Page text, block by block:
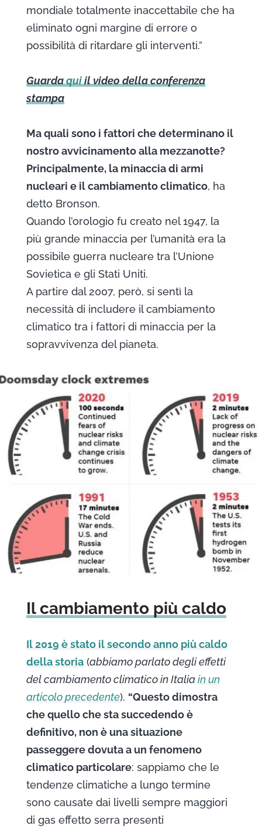
mondiale totalmente inaccettabile che ha
eliminato ogni margine di errore o
possibilità di ritardare gli interventi.”
Guardaquiil video della conferenza
stampa
Ma quali sono i fattori che determinano il
nostro avvicinamento alla mezzanotte?
Principalmente, la minaccia di armi
nucleari e il cambiamento climatico, ha
detto Bronson.
Quando l’orologio fu creato nel 1947, la
più grande minaccia per l’umanità era la
possibile guerra nucleare tra l’Unione
Sovietica e gli Stati Uniti.
A partire dal 2007, però, si sentì la
necessità di includere il cambiamento
climatico tra i fattori di minaccia per la
sopravvivenza del pianeta.
Il cambiamento più caldo
Il 2019 è stato il secondo anno più caldo
della storia(abbiamo parlato degli effetti
del cambiamento climatico in Italiain un
articolo precedente). “Questo dimostra
che quello che sta succedendo è
definitivo, non è una situazione
passeggere dovuta a un fenomeno
climatico particolare: sappiamo che le
tendenze climatiche a lungo termine
sono causate dai livelli sempre maggiori
di gas effetto serra presenti